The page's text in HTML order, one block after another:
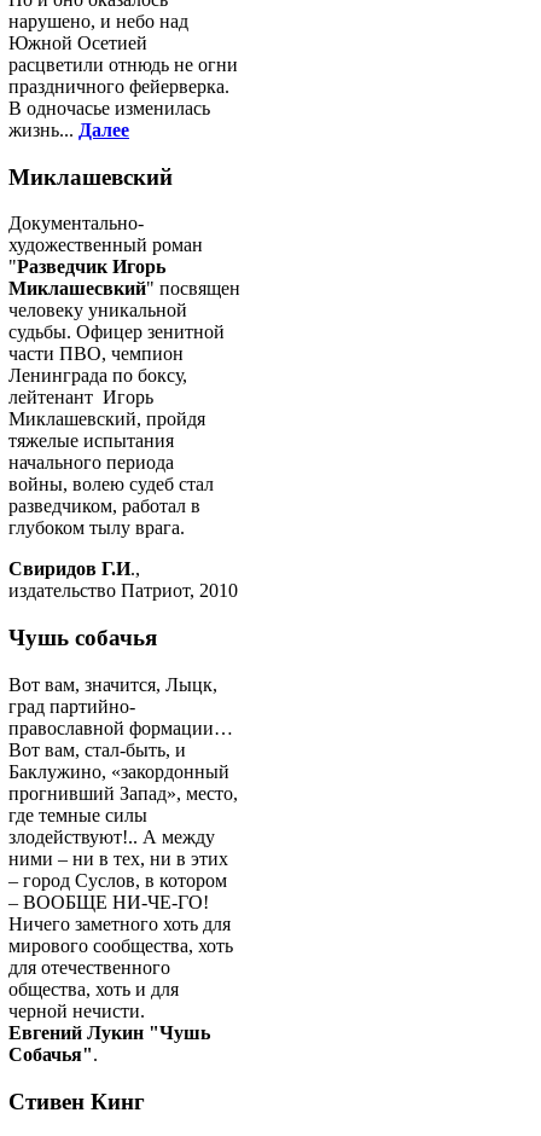
нарушено, и небо над
Южной Осетией
расцветили отнюдь не огни
праздничного фейерверка.
В одночасье изменилась
жизнь... Далее
Миклашевский
Документально-
художественный роман
"Разведчик Игорь
Миклашесвкий" посвящен
человеку уникальной
судьбы. Офицер зенитной
части ПВО, чемпион
Ленинграда по боксу,
лейтенант Игорь
Миклашевский, пройдя
тяжелые испытания
начального периода
войны, волею судеб стал
разведчиком, работал в
глубоком тылу врага.
Свиридов Г.И.,
издательство Патриот, 2010
Чушь собачья
Вот вам, значится, Лыцк,
град партийно-
православной формации…
Вот вам, стал-быть, и
Баклужино, «закордонный
прогнивший Запад», место,
где темные силы
злодействуют!.. А между
ними – ни в тех, ни в этих
– город Суслов, в котором
– ВООБЩЕ НИ-ЧЕ-ГО!
Ничего заметного хоть для
мирового сообщества, хоть
для отечественного
общества, хоть и для
черной нечисти.
Евгений Лукин "Чушь
Собачья".
Стивен Кинг